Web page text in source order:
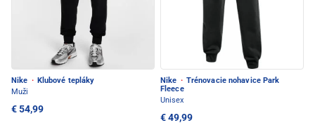
Nike · Klubové tepláky
Muži
€ 54,99
Nike · Trénovacie nohavice Park
Fleece
Unisex
€ 49,99